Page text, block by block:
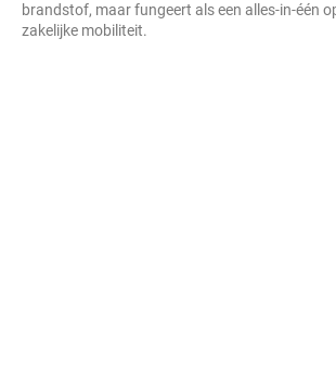
brandstof, maar fungeert als een alles-in-één
zakelijke mobiliteit.